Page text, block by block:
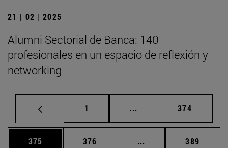
21 | 02 | 2025
Alumni Sectorial de Banca: 140
profesionales en un espacio de reflexión y
networking
Página
1 ... Páginas intermedias
Página
374
Página
375 Página
376 ... Páginas intermedias
Página
389